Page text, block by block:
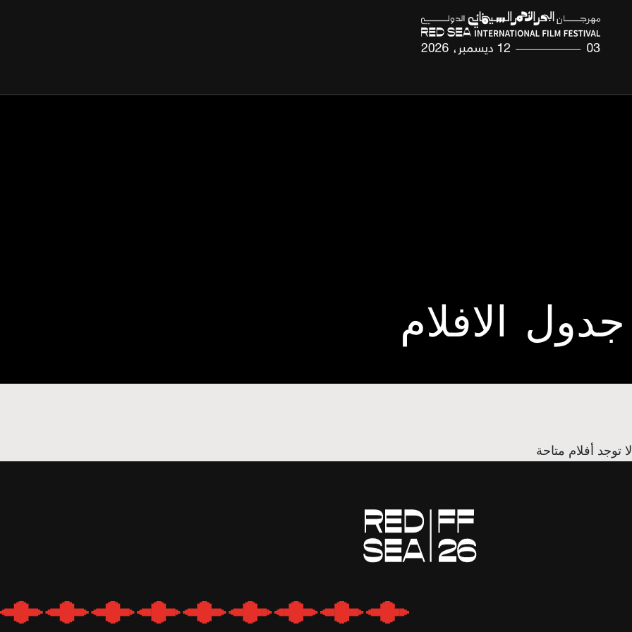
جدول الافلام
لا توجد أفلام متاحة